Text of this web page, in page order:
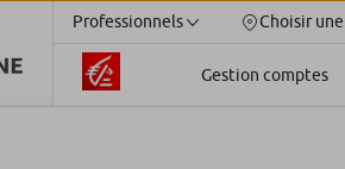
Professionnels Choisir une
Gestion comptes